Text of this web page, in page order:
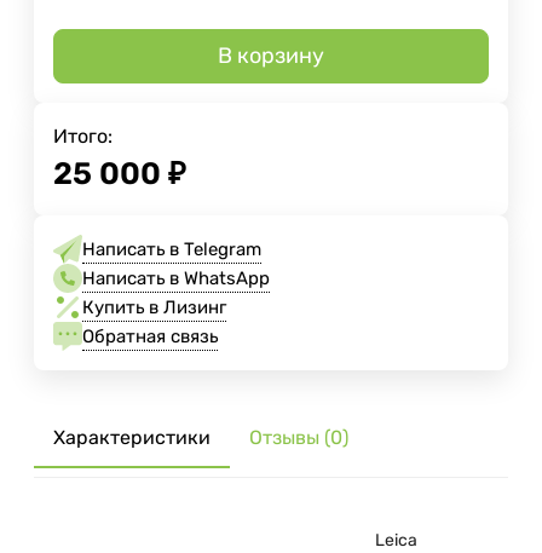
В корзину
Итого:
25 000 ₽
Написать в Telegram
Написать в WhatsApp
Купить в Лизинг
Обратная связь
Характеристики Отзывы (0)
Leica